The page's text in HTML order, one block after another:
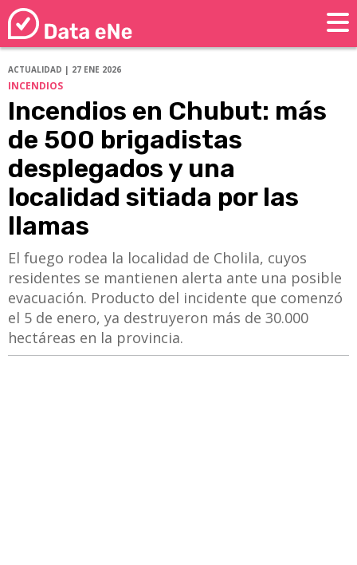
ACTUALIDAD | 27 ENE 2026
INCENDIOS
Incendios en Chubut: más
de 500 brigadistas
desplegados y una
localidad sitiada por las
llamas
El fuego rodea la localidad de Cholila, cuyos
residentes se mantienen alerta ante una posible
evacuación. Producto del incidente que comenzó
el 5 de enero, ya destruyeron más de 30.000
hectáreas en la provincia.